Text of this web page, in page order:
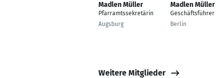
Madlen Müller
Pfarramtssekretärin
Augsburg
Madlen Müller
Geschäftsführer
Berlin
Weitere Mitglieder